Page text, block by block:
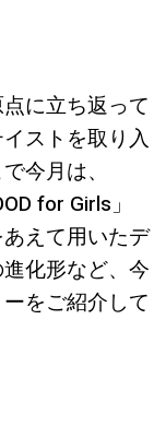
に立ち返って
ストを取り入
今月は、
for Girls」
えて用いたデ
化形など、今
をご紹介して